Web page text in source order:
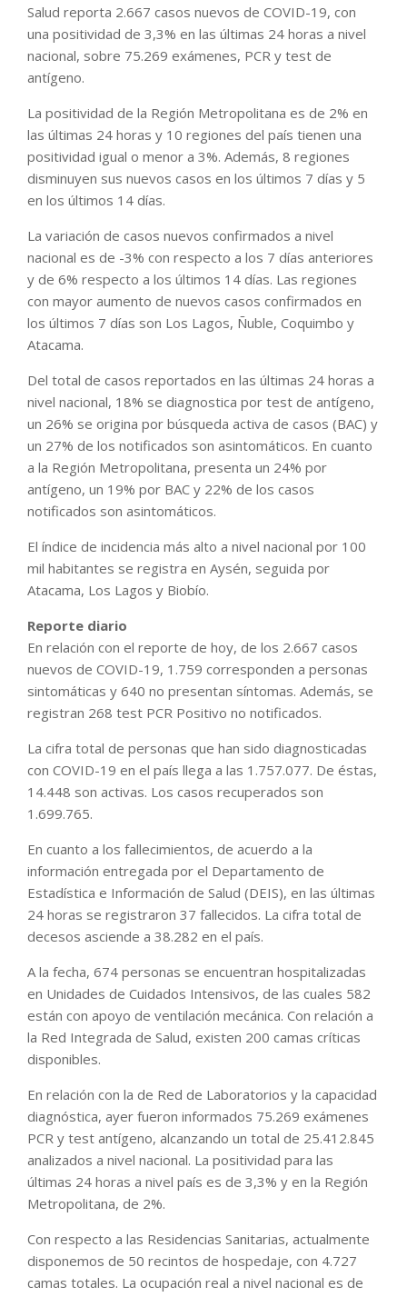
Salud reporta 2.667 casos nuevos de COVID-19, con
una positividad de 3,3% en las últimas 24 horas a nivel
nacional, sobre 75.269 exámenes, PCR y test de
antígeno.
La positividad de la Región Metropolitana es de 2% en
las últimas 24 horas y 10 regiones del país tienen una
positividad igual o menor a 3%. Además, 8 regiones
disminuyen sus nuevos casos en los últimos 7 días y 5
en los últimos 14 días.
La variación de casos nuevos confirmados a nivel
nacional es de -3% con respecto a los 7 días anteriores
y de 6% respecto a los últimos 14 días. Las regiones
con mayor aumento de nuevos casos confirmados en
los últimos 7 días son Los Lagos, Ñuble, Coquimbo y
Atacama.
Del total de casos reportados en las últimas 24 horas a
nivel nacional, 18% se diagnostica por test de antígeno,
un 26% se origina por búsqueda activa de casos (BAC) y
un 27% de los notificados son asintomáticos. En cuanto
a la Región Metropolitana, presenta un 24% por
antígeno, un 19% por BAC y 22% de los casos
notificados son asintomáticos.
El índice de incidencia más alto a nivel nacional por 100
mil habitantes se registra en Aysén, seguida por
Atacama, Los Lagos y Biobío.
Reporte diario
En relación con el reporte de hoy, de los 2.667 casos
nuevos de COVID-19, 1.759 corresponden a personas
sintomáticas y 640 no presentan síntomas. Además, se
registran 268 test PCR Positivo no notificados.
La cifra total de personas que han sido diagnosticadas
con COVID-19 en el país llega a las 1.757.077. De éstas,
14.448 son activas. Los casos recuperados son
1.699.765.
En cuanto a los fallecimientos, de acuerdo a la
información entregada por el Departamento de
Estadística e Información de Salud (DEIS), en las últimas
24 horas se registraron 37 fallecidos. La cifra total de
decesos asciende a 38.282 en el país.
A la fecha, 674 personas se encuentran hospitalizadas
en Unidades de Cuidados Intensivos, de las cuales 582
están con apoyo de ventilación mecánica. Con relación a
la Red Integrada de Salud, existen 200 camas críticas
disponibles.
En relación con la de Red de Laboratorios y la capacidad
diagnóstica, ayer fueron informados 75.269 exámenes
PCR y test antígeno, alcanzando un total de 25.412.845
analizados a nivel nacional. La positividad para las
últimas 24 horas a nivel país es de 3,3% y en la Región
Metropolitana, de 2%.
Con respecto a las Residencias Sanitarias, actualmente
disponemos de 50 recintos de hospedaje, con 4.727
camas totales. La ocupación real a nivel nacional es de